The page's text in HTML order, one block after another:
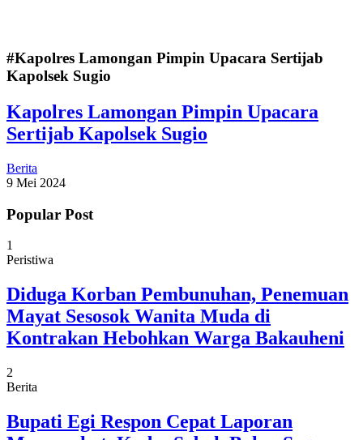
#Kapolres Lamongan Pimpin Upacara Sertijab
Kapolsek Sugio
Kapolres Lamongan Pimpin Upacara
Sertijab Kapolsek Sugio
Berita
9 Mei 2024
Popular Post
1
Peristiwa
Diduga Korban Pembunuhan, Penemuan
Mayat Sesosok Wanita Muda di
Kontrakan Hebohkan Warga Bakauheni
2
Berita
Bupati Egi Respon Cepat Laporan